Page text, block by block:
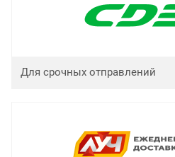
Для срочных отправлений